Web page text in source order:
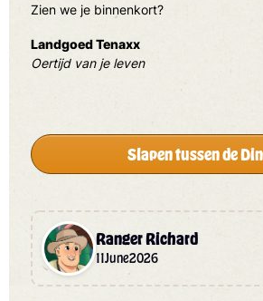
Zien we je binnenkort?
Landgoed Tenaxx
Oertijd van je leven
Slapen tussen de
Ranger Richard
11June2026